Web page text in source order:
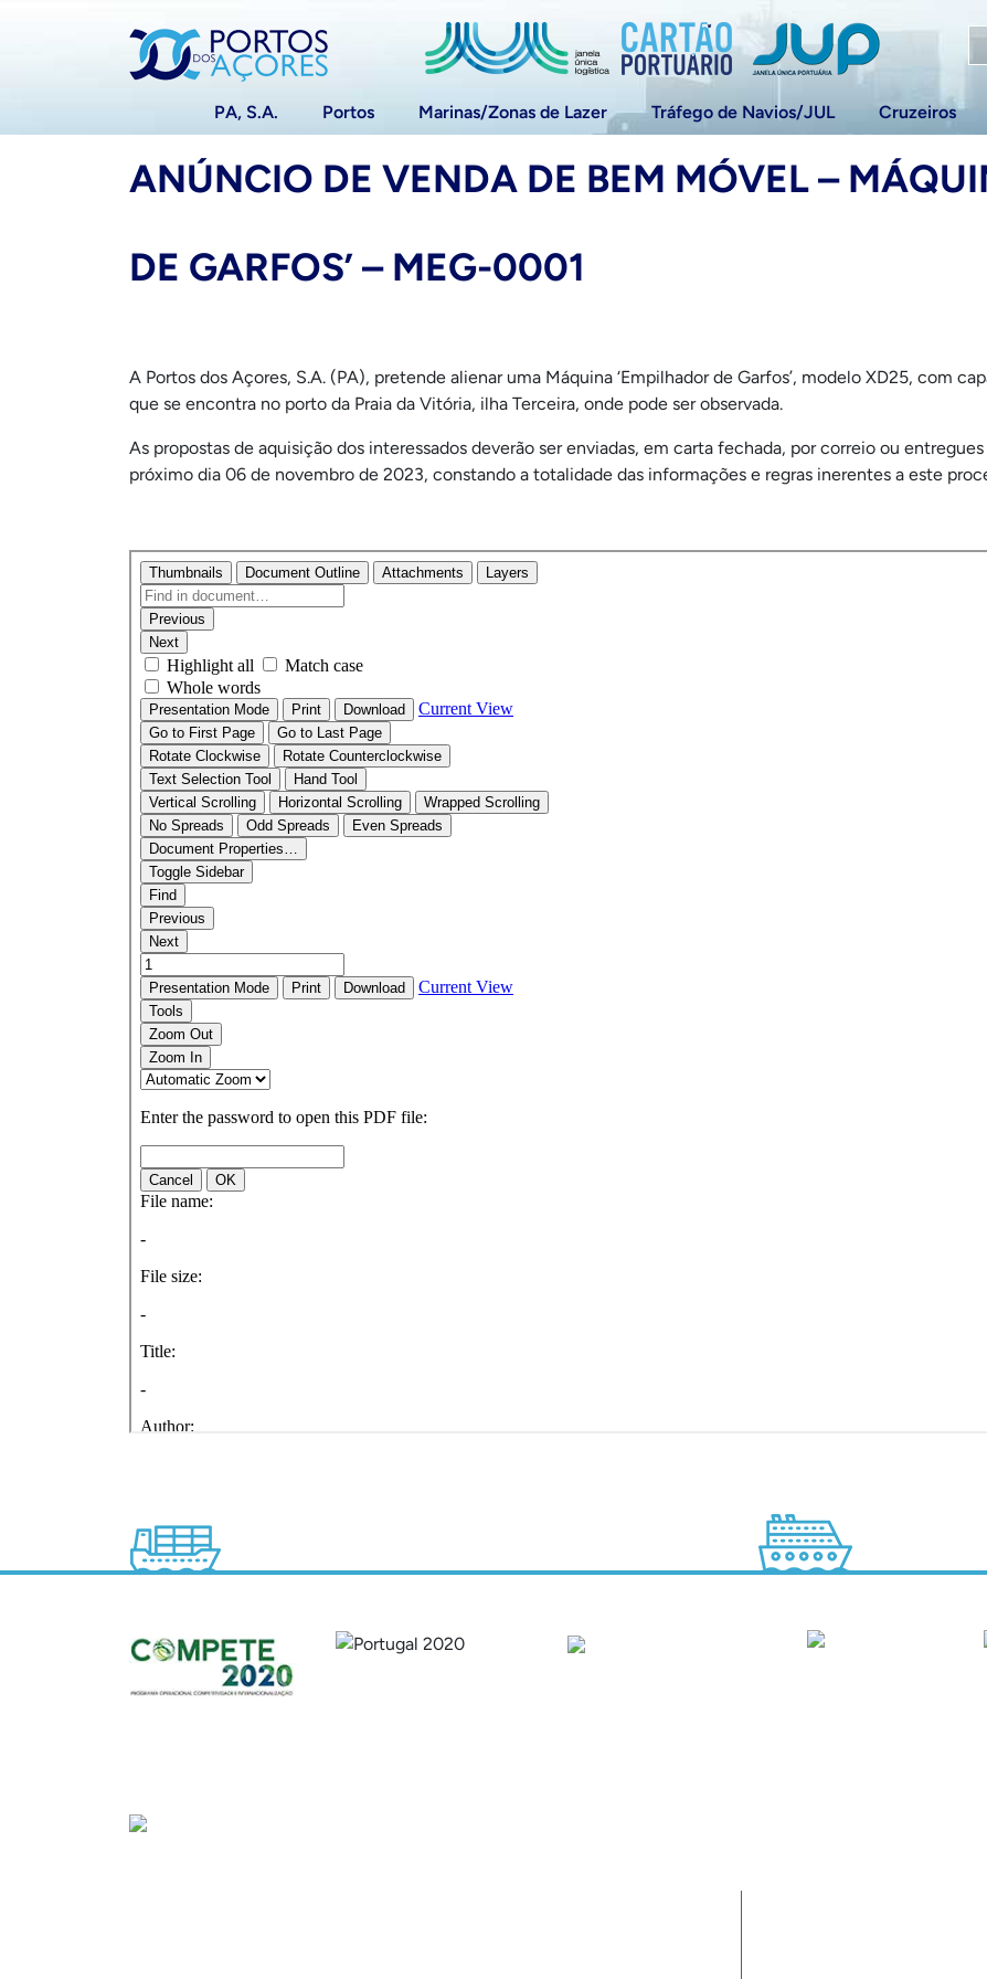
PA, S.A. Portos Marinas/Zonas de Lazer Tráfego de Navios/JUL Cruzeiros
ANÚNCIO DE VENDA DE BEM MÓVEL –
DE GARFOS’ – MEG-0001
A Portos dos Açores, S.A. (PA), pretende alienar uma Máquina ‘Empilhador de Garfos’, modelo XD25, com
que se encontra no porto da Praia da Vitória, ilha Terceira, onde pode ser observada.
As propostas de aquisição dos interessados deverão ser enviadas, em carta fechada, por correio ou
próximo dia 06 de novembro de 2023, constando a totalidade das informações e regras inerentes a este